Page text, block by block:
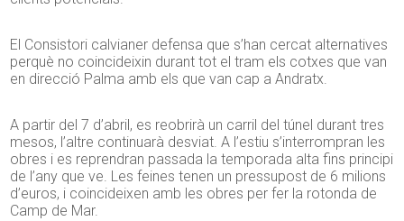
El Consistori calvianer defensa que s’han cercat alternatives
perquè no coincideixin durant tot el tram els cotxes que van
en direcció Palma amb els que van cap a Andratx.
A partir del 7 d’abril, es reobrirà un carril del túnel durant tres
mesos, l’altre continuarà desviat. A l’estiu s’interrompran les
obres i es reprendran passada la temporada alta fins principi
de l’any que ve. Les feines tenen un pressupost de 6 milions
d’euros, i coincideixen amb les obres per fer la rotonda de
Camp de Mar.